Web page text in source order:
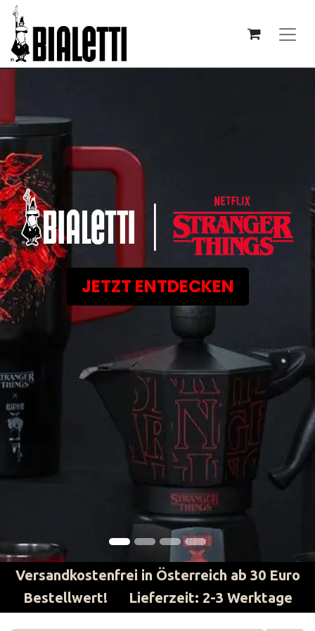
JETZT ENTDECKEN
Versandkostenfrei in Österreich ab 30 Euro
Bestellwert​! Lieferzeit: 2-3 Werktage